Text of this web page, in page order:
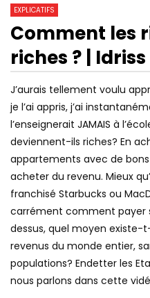
13:30
LA VÉRITÉ SUR LES ÉCOLES
COMMERCES PAR MICHAËL
EXPLICATIFS
Comment les
riches ? |
J’aurais tellement voulu
je l’ai appris, j’ai
l’enseignerait JAMAIS à
deviennent-ils riches? En
appartements avec de
acheter du revenu. Mieux
franchisé Starbucks ou
carrément comment payer
dessus, quel moyen
revenus du monde entier,
populations? Endetter les
nous parlons dans cette